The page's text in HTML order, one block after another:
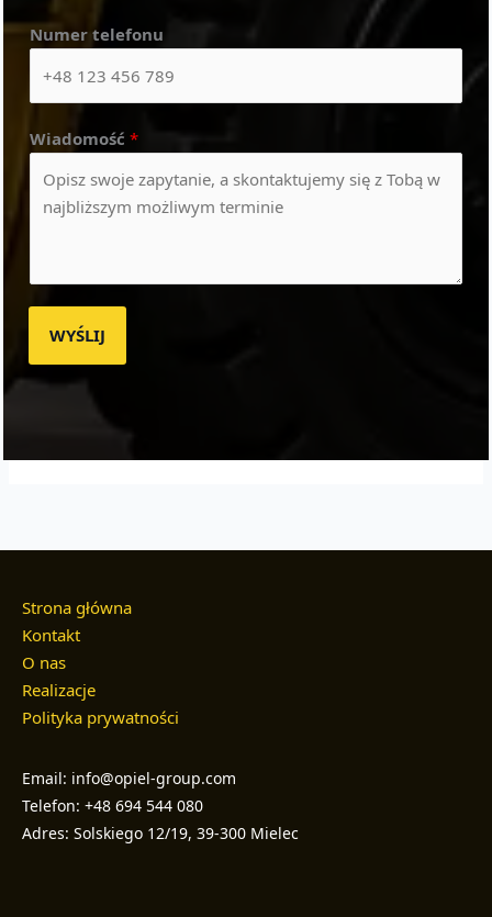
Numer telefonu
Wiadomość *
WYŚLIJ
Strona główna
Kontakt
O nas
Realizacje
Polityka prywatności
Email: info@opiel-group.com
Telefon: +48 694 544 080
Adres: Solskiego 12/19, 39-300 Mielec